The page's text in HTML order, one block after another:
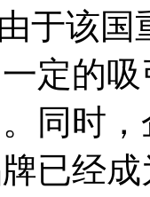
于该国
定的
同时
已经